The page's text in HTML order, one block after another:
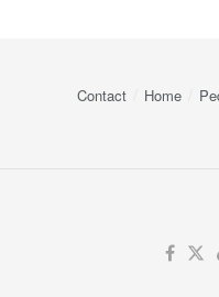
Contact Home